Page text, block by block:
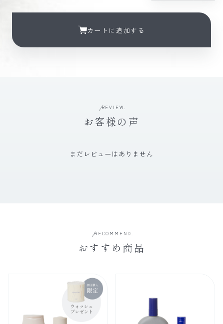
カートに追加する
REVIEW.
お客様の声
まだレビューはありません
RECOMMEND.
おすすめ商品